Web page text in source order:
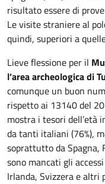
risultato essere di
Le visite straniere al
quindi, superiori a
Lieve flessione per il
l’area archeologica di
comunque un buon
rispetto ai 13140 del
mostra i tesori dell’età
da tanti italiani (76%),
soprattutto da Spagna,
sono mancati gli
Irlanda, Svizzera e altri